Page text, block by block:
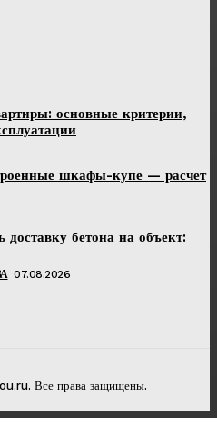
основные критерии,
шкафы-купе — расчет
доставку бетона на объект:
07.08.2026
Все права защищены.